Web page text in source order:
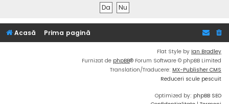
Acasă Prima pagină
Flat Style by Ian Bradley
Furnizat de phpBB® Forum Software © phpBB Limited
Translation/Traducere: MX-Publisher CMS
Reduceri scule pescuit
Optimized by: phpBB SEO